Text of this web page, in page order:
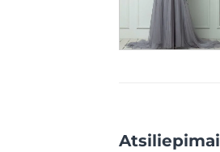
Atsiliepimai